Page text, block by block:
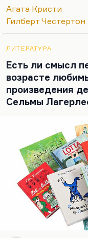
сыщика, если не к
типам. Если
Агата Кристи
Гилберт Честертон
ЛИТЕРАТУРА
Есть ли смысл
возрасте
произведения
Сельмы